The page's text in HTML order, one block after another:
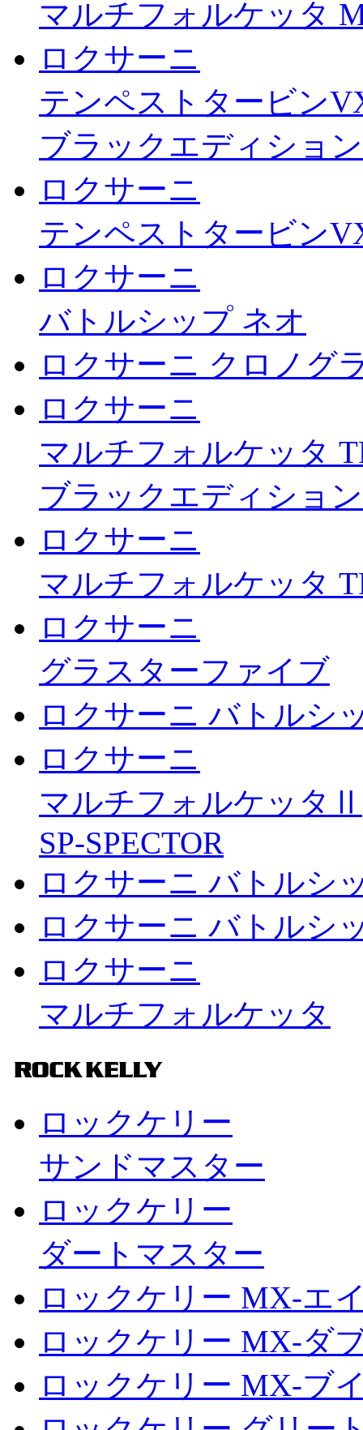
マルチフォルケッタ
ロクサーニ
テンペストタービン
ブラックエディション
ロクサーニ
テンペストタービン
ロクサーニ
バトルシップ ネオ
ロクサーニ クロノグ
ロクサーニ
マルチフォルケッタ
ブラックエディション
ロクサーニ
マルチフォルケッタ
ロクサーニ
グラスターファイブ
ロクサーニ バトルシ
ロクサーニ
マルチフォルケッタⅡ
SP-SPECTOR
ロクサーニ バトルシ
ロクサーニ バトルシ
ロクサーニ
マルチフォルケッタ
ロックケリー
サンドマスター
ロックケリー
ダートマスター
ロックケリー MX-エ
ロックケリー MX-ダ
ロックケリー MX-ブ